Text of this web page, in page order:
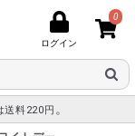
ログイン
0
送料220円 。